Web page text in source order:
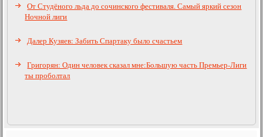
От Студёного льда до сочинского фестиваля. Самый яркий сезон
Ночной лиги
Далер Кузяев: Забить Спартаку было счастьем
Григорян: Один человек сказал мне:Большую часть Премьер-Лиги
ты проболтал